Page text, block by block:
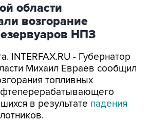
области
возгорание
НПЗ
INTERFAX.RU - Губернатор
Михаил Евраев сообщил
топливных
в результате падения